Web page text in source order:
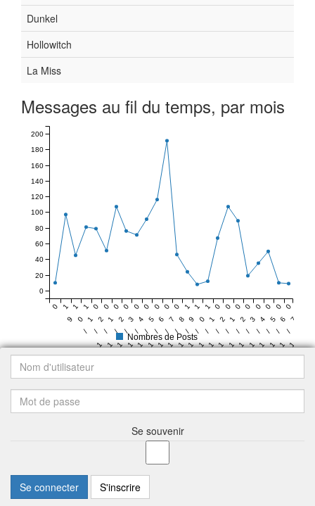
Dunkel
Hollowitch
La Miss
Messages au fil du temps, par mois
0
9
/
1
3
1
0
/
1
3
1
1
/
1
3
1
2
/
1
3
0
1
/
1
4
0
2
/
1
4
0
3
/
1
4
0
4
/
1
4
0
5
/
1
4
0
6
/
1
4
0
7
/
1
4
0
8
/
1
4
0
9
/
1
4
1
0
/
1
4
1
1
/
1
4
1
2
/
1
4
0
1
/
1
5
0
2
/
1
5
0
3
/
1
5
0
4
/
1
5
0
5
/
1
0
6
0
7
0
0
20
40
60
80
100
120
140
160
180
200
Nombres de Posts
Se souvenir
Se connecter S'inscrire